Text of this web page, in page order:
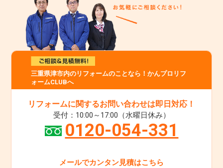
三重県津市内のリフォームのことなら！かんプロリフ
ォームCLUBへ
リフォームに関するお問い合わせは即日対応！
受付：10:00～17:00（水曜日休み）
0120-054-331
メールでカンタン見積はこちら